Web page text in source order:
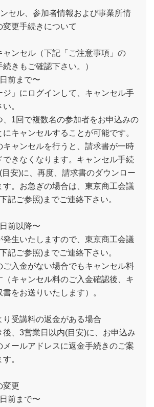
セル、参加者情報および事業所情
更手続きについて
ャンセル（下記「ご注意事項」の
きもご確認下さい。）
前まで〜
ジ」にログインして、キャンセル手
。
、1回で複数名の参加者をお申込みの
キャンセルすることが可能です。
ャンセルを行うと、請求書が一時
できなくなります。キャンセル手続
目安)に、再度、請求書のダウンロー
す。お急ぎの場合は、東京商工会議
記ご参照)までご連絡下さい。
前以降〜
発生いたしますので、東京商工会議
記ご参照)までご連絡下さい。
ご入金がない場合でもキャンセル料
（キャンセル料のご入金確認後、キ
をお送りいたします）。
受講料の返金がある場合
後、3営業日以内(目安)に、お申込み
メールアドレスに返金手続きのご案
。
変更
前まで〜